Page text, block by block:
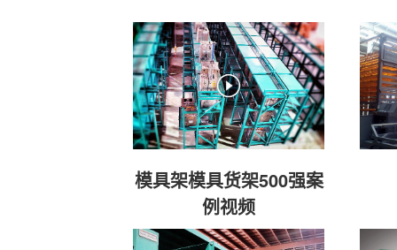
模具架模具货架500强案
例视频